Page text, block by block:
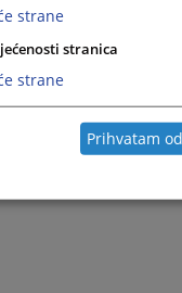
strane
stranica
strane
Prihvatam